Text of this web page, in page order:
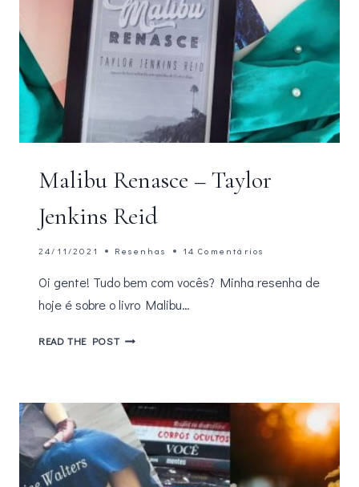
Malibu Renasce – Taylor
Jenkins Reid
24/11/2021 Resenhas 14 Comentários
Oi gente! Tudo bem com vocês? Minha resenha de
hoje é sobre o livro Malibu…
READ THE POSTMALIBU
JENKINS
REID